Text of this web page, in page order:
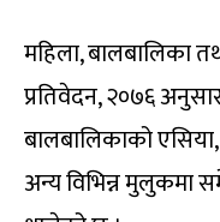
महिला, बालबालिका
प्रतिवेदन, २०७६
बालबालिकाको
अन्य विभिन्न मुलुकमा